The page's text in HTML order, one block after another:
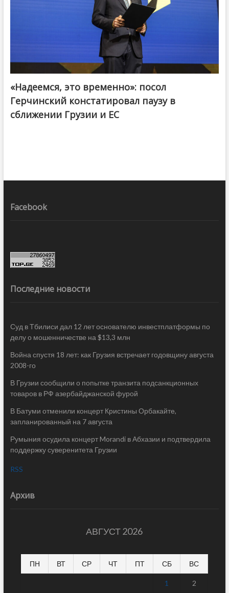
«Надеемся, это временно»: посол
Герчинский констатировал паузу в
сближении Грузии и ЕС
Facebook
Последние новости
Суд в Тбилиси дал 12 лет основателю инвестплатформы по
делу о мошенничестве на $13,3 млн
Война спустя 18 лет: как Грузия встречает годовщину августа
2008-го
В Грузии сообщили о попытке транзита подсанкционных
товаров в РФ азербайджанской фурой
В Батуми отменили концерт Кристины Орбакайте,
запланированный на 7 августа
Румыния осудила концерт Morandi в Абхазии и подтвердила
поддержку суверенитета Грузии
RSS
Архив
АВГУСТ 2026
ПН ВТ СР ЧТ ПТ СБ ВС
1 2